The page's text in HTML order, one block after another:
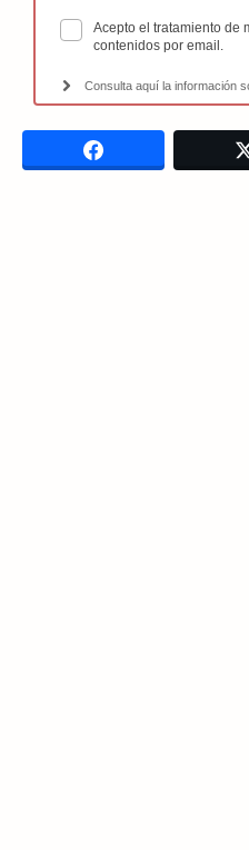
Acepto el tratamiento de
contenidos por email.
Consulta aquí la información